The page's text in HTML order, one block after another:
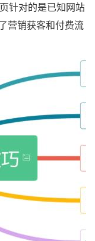
针对的是已知网站
营销获客和付费流